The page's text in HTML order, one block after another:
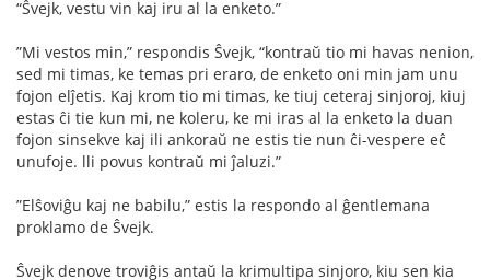
“Ŝvejk, vestu vin kaj iru al la enketo.”
”Mi vestos min,” respondis Ŝvejk, “kontraŭ tio mi havas nenion,
sed mi timas, ke temas pri eraro, de enketo oni min jam unu
fojon elĵetis. Kaj krom tio mi timas, ke tiuj ceteraj sinjoroj, kiuj
estas ĉi tie kun mi, ne koleru, ke mi iras al la enketo la duan
fojon sinsekve kaj ili ankoraŭ ne estis tie nun ĉi-vespere eĉ
unufoje. lli povus kontraŭ mi ĵaluzi.”
”Elŝoviĝu kaj ne babilu,” estis la respondo al ĝentlemana
proklamo de Ŝvejk.
Ŝvejk denove troviĝis antaŭ la krimultipa sinjoro, kiu sen kia